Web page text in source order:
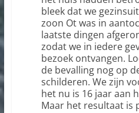
bleek dat we
zoon Ot was in
laatste dingen
zodat we in iedere
bezoek ontvangen.
de bevalling nog op
schilderen. We zijn
het nu is 16 jaar aan
Maar het resultaat is